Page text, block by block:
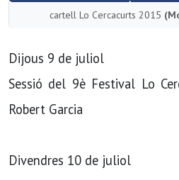
cartell Lo Cercacurts 2015
Dijous 9 de juliol
Sessió del 9è Festival Lo
Robert Garcia
Divendres 10 de juliol